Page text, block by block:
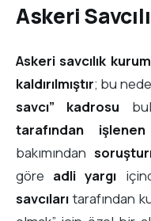
Askeri
Askeri savcılık
kaldırılmıştır; bu
savcı” kadrosu
tarafından
bakımından
göre adli yargı
savcılarıtarafından